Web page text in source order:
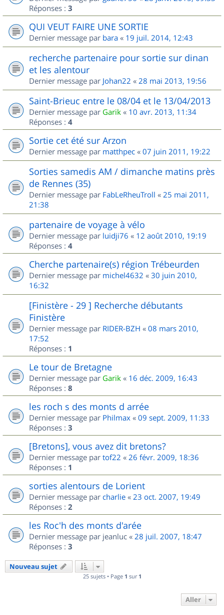
Réponses : 3
QUI VEUT FAIRE UNE SORTIE
Dernier message par bara « 19 juil. 2014, 12:43
recherche partenaire pour sortie sur dinan
et les alentour
Dernier message par Johan22 « 28 mai 2013, 19:56
Saint-Brieuc entre le 08/04 et le 13/04/2013
Dernier message par Garik « 10 avr. 2013, 11:34
Réponses : 4
Sortie cet été sur Arzon
Dernier message par matthpec « 07 juin 2011, 19:22
Sorties samedis AM / dimanche matins près
de Rennes (35)
Dernier message par FabLeRheuTroll « 25 mai 2011,
21:38
partenaire de voyage à vélo
Dernier message par luidji76 « 12 août 2010, 19:19
Réponses : 4
Cherche partenaire(s) région Trébeurden
Dernier message par michel4632 « 30 juin 2010,
16:32
[Finistère - 29 ] Recherche débutants
Finistère
Dernier message par RIDER-BZH « 08 mars 2010,
17:52
Réponses : 1
Le tour de Bretagne
Dernier message par Garik « 16 déc. 2009, 16:43
Réponses : 8
les roch s des monts d arrée
Dernier message par Philmax « 09 sept. 2009, 11:33
Réponses : 3
[Bretons], vous avez dit bretons?
Dernier message par tof22 « 26 févr. 2009, 18:36
Réponses : 1
sorties alentours de Lorient
Dernier message par charlie « 23 oct. 2007, 19:49
Réponses : 2
les Roc'h des monts d'arée
Dernier message par jeanluc « 28 juil. 2007, 18:47
Réponses : 3
Nouveau sujet
25 sujets • Page 1 sur 1
Aller